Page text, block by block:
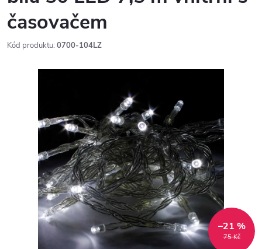
časovačem
Kód produktu: 0700-104LZ
75 Kč
–21 %